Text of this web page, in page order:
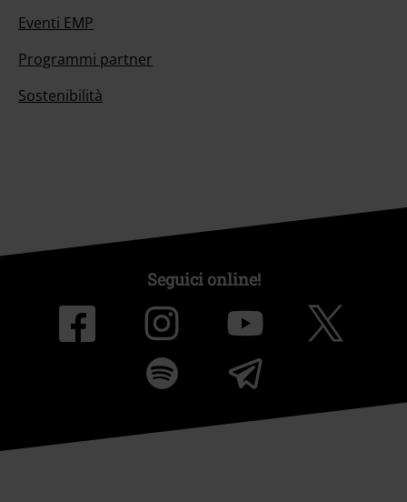
Eventi EMP
Programmi partner
Sostenibilità
Seguici online!